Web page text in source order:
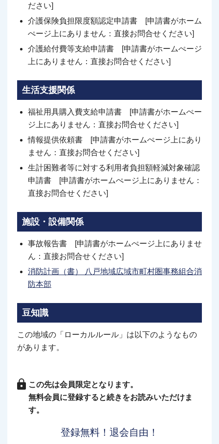
ださい]
介護保険負担限度額認定申請書 [申請書がホーム
ぺージ上にありません：直接お問合せください]
介護給付費等支給申請書 [申請書がホームぺージ
上にありません：直接お問合せください]
生活支援関係
福祉用具購入費支給申請書 [申請書がホームぺー
ジ上にありません：直接お問合せください]
情報提供依頼書 [申請書がホームぺージ上にあり
ません：直接お問合せください]
生計困難者等に対する利用者負担額軽減対象確認
申請書 [申請書がホームぺージ上にありません：
直接お問合せください]
施設・設備関係
事故報告書 [申請書がホームぺージ上にありませ
ん：直接お問合せください]
消防計画（書） 八戸地域広域市町村圏事務組合消
防本部
豆知識
この地域の「ローカルルール」は以下のようなもの
があります。
この先は会員限定となります。
無料会員に登録すると続きをお読みいただけま
す。
登録無料！退会自由！